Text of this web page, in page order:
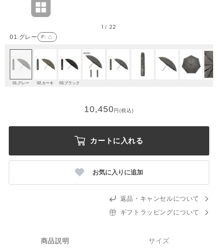
01.グレー F: △
1 / 22
01.グレー 02.カーキ 03.ブラック
10,450円(税込)
カートに入れる
お気に入りに追加
返品・キャンセルについて
ギフトラッピングについて
商品説明 サイズ